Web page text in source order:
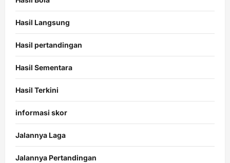
Hasil Langsung
Hasil pertandingan
Hasil Sementara
Hasil Terkini
informasi skor
Jalannya Laga
Jalannya Pertandingan